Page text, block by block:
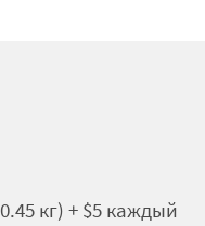
кг) + $5 каждый